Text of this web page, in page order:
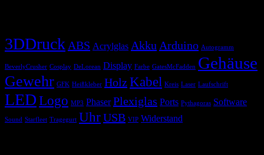
3DDruck ABS Acrylglas Akku Arduino Autogramm
BeverlyCrusher Cosplay DeLorean Display Farbe GatesMcFadden Gehäuse
Gewehr GFK Heißkleber HolzKabel Kreis Laser Laufschrift
LEDLogo MP3 Phaser Plexiglas Ports Pythagoras Software
Sound Starfleet Tragegurt UhrUSB VIP Widerstand